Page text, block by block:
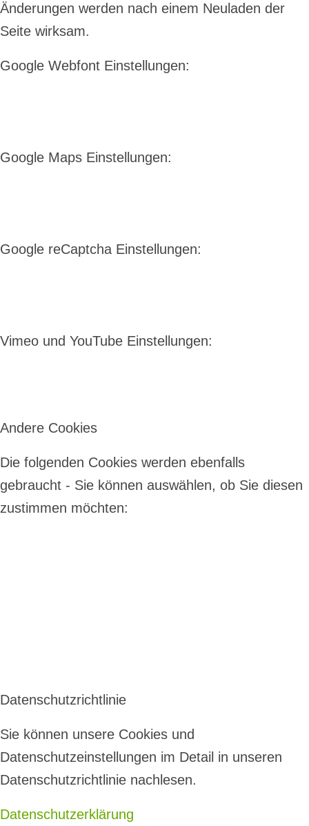
Änderungen werden nach einem Neuladen der
Seite wirksam.
Google Webfont Einstellungen:
Google Maps Einstellungen:
Google reCaptcha Einstellungen:
Vimeo und YouTube Einstellungen:
Andere Cookies
Die folgenden Cookies werden ebenfalls
gebraucht - Sie können auswählen, ob Sie diesen
zustimmen möchten:
Datenschutzrichtlinie
Sie können unsere Cookies und
Datenschutzeinstellungen im Detail in unseren
Datenschutzrichtlinie nachlesen.
Datenschutzerklärung